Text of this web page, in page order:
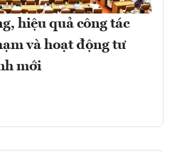
hiệu quả công tác
và hoạt động tư
mới